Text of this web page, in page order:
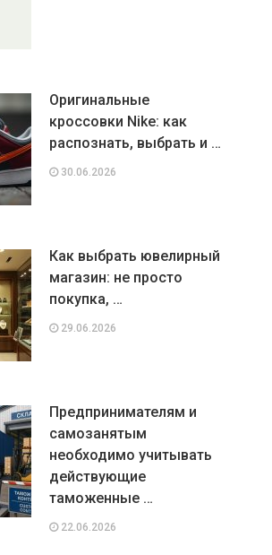
Оригинальные
кроссовки Nike: как
распознать, выбрать и …
30.06.2026
Как выбрать ювелирный
магазин: не просто
покупка, …
29.06.2026
Предпринимателям и
самозанятым
необходимо учитывать
действующие
таможенные …
22.06.2026